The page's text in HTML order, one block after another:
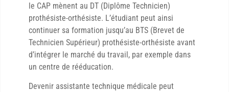
le CAP mènent au DT (Diplôme Technicien)
prothésiste-orthésiste. L’étudiant peut ainsi
continuer sa formation jusqu’au BTS (Brevet de
Technicien Supérieur) prothésiste-orthésiste avant
d’intégrer le marché du travail, par exemple dans
un centre de rééducation.
Devenir assistante technique médicale peut